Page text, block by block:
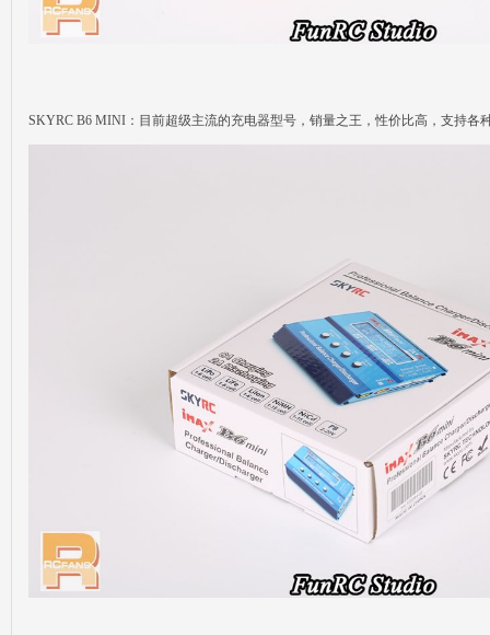
SKYRC B6 MINI：目前超级主流的充电器型号，销量之王，性价比高，支持各